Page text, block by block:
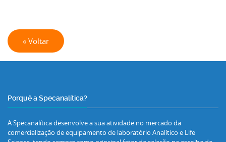
« Voltar
Porquê a Specanalítica?
A Specanalítica desenvolve a sua atividade no mercado da
comercialização de equipamento de laboratório Analítico e Life